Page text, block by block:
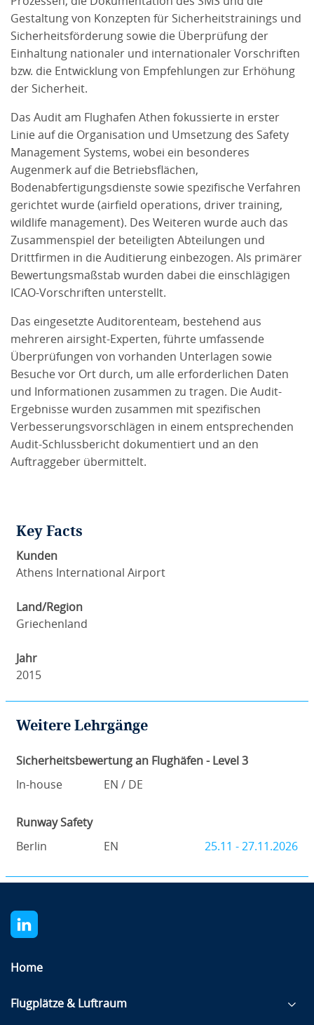
Gestaltung von Konzepten für Sicherheitstrainings und
Sicherheitsförderung sowie die Überprüfung der
Einhaltung nationaler und internationaler Vorschriften
bzw. die Entwicklung von Empfehlungen zur Erhöhung
der Sicherheit.
Das Audit am Flughafen Athen fokussierte in erster
Linie auf die Organisation und Umsetzung des Safety
Management Systems, wobei ein besonderes
Augenmerk auf die Betriebsflächen,
Bodenabfertigungsdienste sowie spezifische Verfahren
gerichtet wurde (airfield operations, driver training,
wildlife management). Des Weiteren wurde auch das
Zusammenspiel der beteiligten Abteilungen und
Drittfirmen in die Auditierung einbezogen. Als primärer
Bewertungsmaßstab wurden dabei die einschlägigen
ICAO-Vorschriften unterstellt.
Das eingesetzte Auditorenteam, bestehend aus
mehreren airsight-Experten, führte umfassende
Überprüfungen von vorhanden Unterlagen sowie
Besuche vor Ort durch, um alle erforderlichen Daten
und Informationen zusammen zu tragen. Die Audit-
Ergebnisse wurden zusammen mit spezifischen
Verbesserungsvorschlägen in einem entsprechenden
Audit-Schlussbericht dokumentiert und an den
Auftraggeber übermittelt.
Key Facts
Kunden
Athens International Airport
Land/Region
Griechenland
Jahr
2015
Weitere Lehrgänge
Sicherheitsbewertung an Flughäfen - Level 3
In-house
EN / DE
Runway Safety
Berlin
EN 25.11 - 27.11.2026
Home
Flugplätze & Luftraum